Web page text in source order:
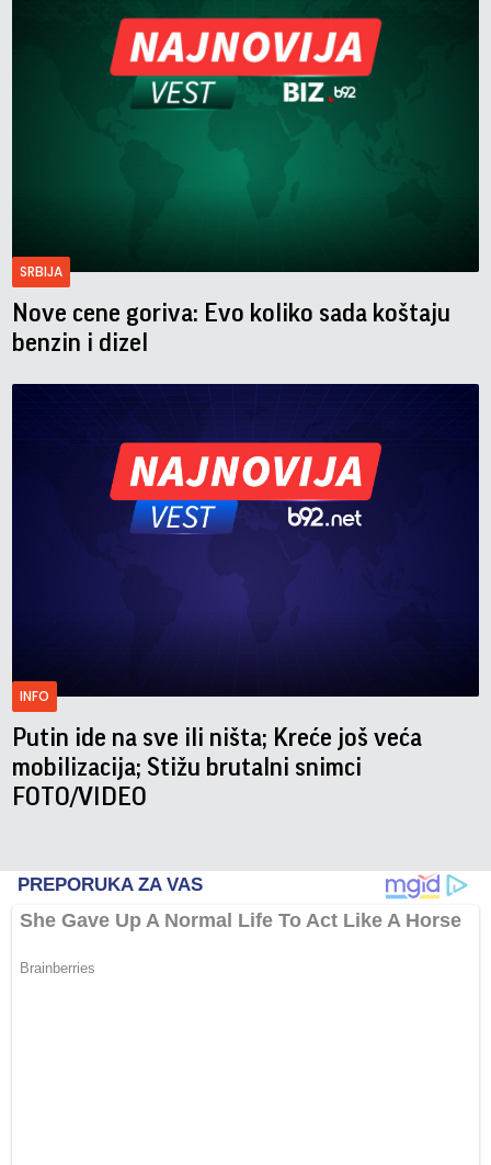
SRBIJA
Nove cene goriva: Evo koliko sada koštaju
benzin i dizel
INFO
Putin ide na sve ili ništa; Kreće još veća
mobilizacija; Stižu brutalni snimci
FOTO/VIDEO